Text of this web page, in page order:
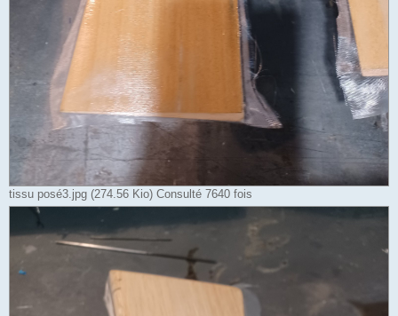
tissu posé3.jpg (274.56 Kio) Consulté 7640 fois